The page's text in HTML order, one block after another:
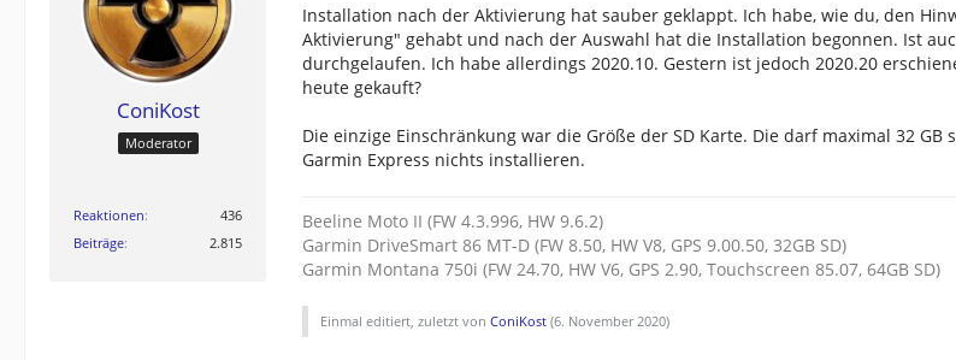
ConiKost
Moderator
Reaktionen
436
Beiträge
2.815
Installation nach der Aktivierung hat sauber geklappt. Ich habe, wie du, den
Aktivierung" gehabt und nach der Auswahl hat die Installation begonnen. Ist
durchgelaufen. Ich habe allerdings 2020.10. Gestern ist jedoch 2020.20
heute gekauft?
Die einzige Einschränkung war die Größe der SD Karte. Die darf maximal 32 GB
Garmin Express nichts installieren.
Beeline Moto II (FW 4.3.996, HW 9.6.2)
Garmin DriveSmart 86 MT-D (FW 8.50, HW V8, GPS 9.00.50, 32GB SD)
Garmin Montana 750i (FW 24.70, HW V6, GPS 2.90, Touchscreen 85.07, 64GB SD)
Einmal editiert, zuletzt von ConiKost (6. November 2020)